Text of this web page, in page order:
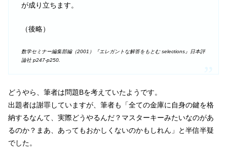
が成り立ちます。
（後略）
数学セミナー編集部編（2001）『エレガントな解答をもとむ selections』日本評
論社 p247-p250.
どうやら、筆者は問題Bを考えていたようです。
出題者は謝罪していますが、筆者も「全ての金庫に自身の鍵を格
納するなんて、実際どうやるんだ？マスターキーみたいなのがあ
るのか？まあ、あってもおかしくないのかもしれん」と半信半疑
でした。